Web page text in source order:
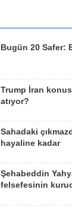
Bugün 20 Safer:
Trump İran
atıyor?
Sahadaki
hayaline kadar
Şehabeddin
felsefesinin